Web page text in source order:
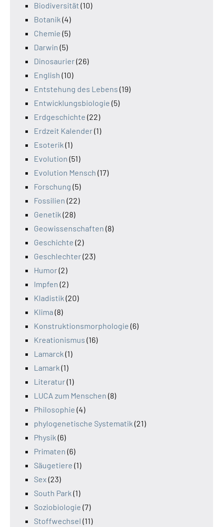
Biodiversität (10)
Botanik (4)
Chemie (5)
Darwin (5)
Dinosaurier(26)
English (10)
Entstehung des Lebens (19)
Entwicklungsbiologie (5)
Erdgeschichte (22)
Erdzeit Kalender(1)
Esoterik (1)
Evolution (51)
Evolution Mensch (17)
Forschung (5)
Fossilien (22)
Genetik (28)
Geowissenschaften (8)
Geschichte (2)
Geschlechter(23)
Humor(2)
Impfen (2)
Kladistik (20)
Klima (8)
Konstruktionsmorphologie (6)
Kreationismus (16)
Lamarck (1)
Lamark (1)
Literatur(1)
LUCA zum Menschen (8)
Philosophie (4)
phylogenetische Systematik (21)
Physik (6)
Primaten (6)
Säugetiere (1)
Sex (23)
South Park (1)
Soziobiologie (7)
Stoffwechsel (11)